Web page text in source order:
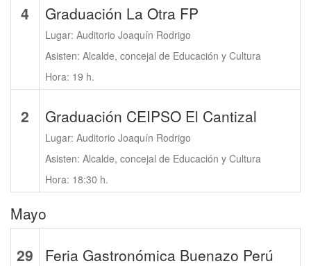
4 Graduación La Otra FP
Lugar: Auditorio Joaquín Rodrigo
Asisten: Alcalde, concejal de Educación y Cultura
Hora: 19 h.
2 Graduación CEIPSO El Cantizal
Lugar: Auditorio Joaquín Rodrigo
Asisten: Alcalde, concejal de Educación y Cultura
Hora: 18:30 h.
Mayo
29
Feria Gastronómica Buenazo Perú